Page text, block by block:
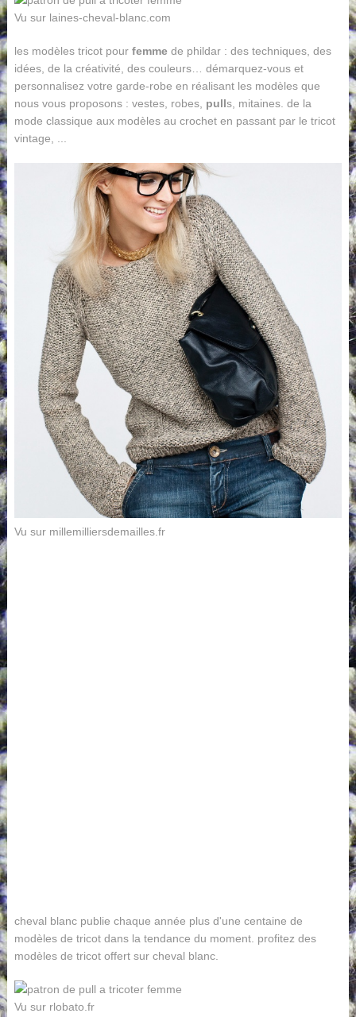
Vu sur laines-cheval-blanc.com
les modèles tricot pour femmede phildar : des techniques, des
idées, de la créativité, des couleurs… démarquez-vous et
personnalisez votre garde-robe en réalisant les modèles que
nous vous proposons : vestes, robes, pulls, mitaines. de la
mode classique aux modèles au crochet en passant par le tricot
vintage, ...
Vu sur millemilliersdemailles.fr
cheval blanc publie chaque année plus d'une centaine de
modèles de tricot dans la tendance du moment. profitez des
modèles de tricot offert sur cheval blanc.
Vu sur rlobato.fr